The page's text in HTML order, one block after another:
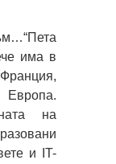
има в
на
и IT-